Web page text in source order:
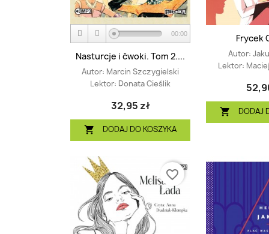
00:00
Nasturcje i ćwoki. Tom 2....
Autor: Marcin Szczygielski
Lektor: Donata Cieślik
32,95 zł
 DODAJ DO KOSZYKA
Frycek
Autor:
Lektor:
 DODAJ
favorite_border